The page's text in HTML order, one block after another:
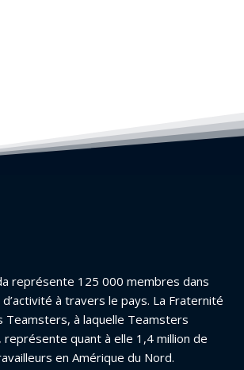
représente 125 000 membres dans
à travers le pays. La Fraternité
Teamsters, à laquelle Teamsters
représente quant à elle 1,4 million de
en Amérique du Nord.